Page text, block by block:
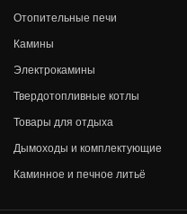
16 850
Отопительные печи
Камины
Электрокамины
Твердотопливные котлы
Товары для отдыха
Дымоходы и комплектующие
Каминное и печное литьё